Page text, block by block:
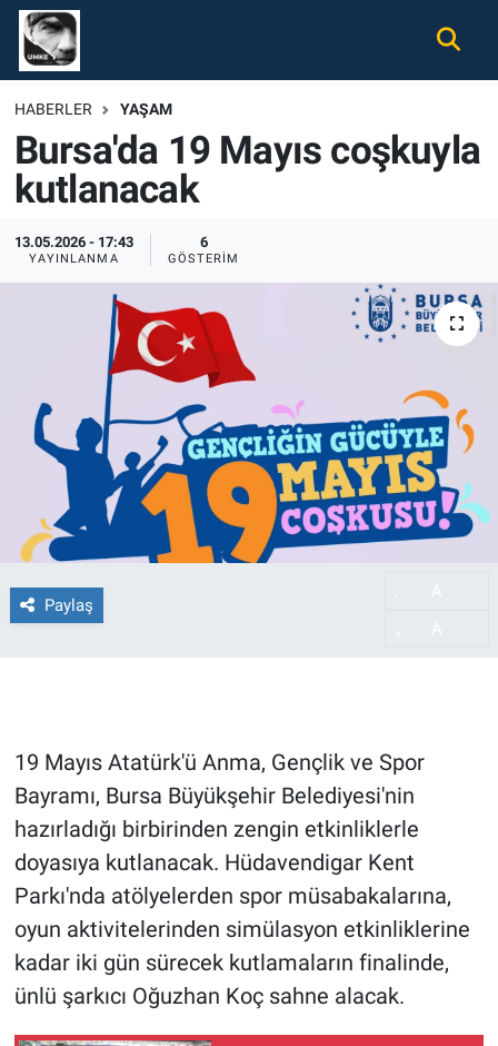
HABERLER YAŞAM
Bursa'da 19 Mayıs coşkuyla
kutlanacak
13.05.2026 - 17:43
YAYINLANMA
6
GÖSTERIM
Paylaş
19 Mayıs Atatürk'ü Anma, Gençlik ve Spor
Bayramı, Bursa Büyükşehir Belediyesi'nin
hazırladığı birbirinden zengin etkinliklerle
doyasıya kutlanacak. Hüdavendigar Kent
Parkı'nda atölyelerden spor müsabakalarına,
oyun aktivitelerinden simülasyon etkinliklerine
kadar iki gün sürecek kutlamaların finalinde,
ünlü şarkıcı Oğuzhan Koç sahne alacak.
Gündem
Ekonomi
Spor
Magazin
Tüm Haberler
İletişim
Künye
Nöbetçi Eczaneler
Hava Durumu
Namaz Vakitleri
Trafik Durumu
Süper Lig Puan Durumu ve Fikstür
Tüm Manşetler
Son Dakika Haberleri
Haber Arşivi